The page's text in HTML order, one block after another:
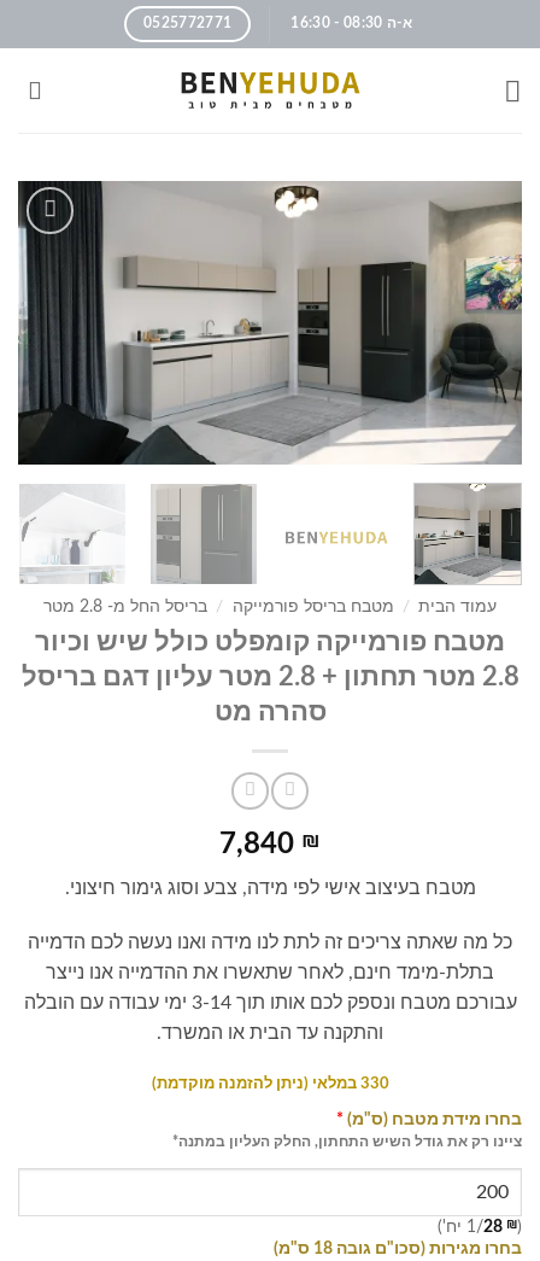
א-ה 08:30 - 16:30 0525772771
הוסף
לרשימה
עמוד הבית / מטבח בריסל פורמייקה / בריסל החל מ- 2.8 מטר
מטבח פורמייקה קומפלט כולל שיש וכיור
2.8 מטר תחתון + 2.8 מטר עליון דגם בריסל
סהרה מט
7,840 ₪
מטבח בעיצוב אישי לפי מידה, צבע וסוג גימור חיצוני.
כל מה שאתה צריכים זה לתת לנו מידה ואנו נעשה לכם הדמייה
בתלת-מימד חינם, לאחר שתאשרו את ההדמייה אנו נייצר
עבורכם מטבח ונספק לכם אותו תוך 3-14 ימי עבודה עם הובלה
והתקנה עד הבית או המשרד.
330 במלאי (ניתן להזמנה מוקדמת)
בחרו מידת מטבח (ס"מ) *
ציינו רק את גודל השיש התחתון, החלק העליון במתנה*
(
28 ₪
/1 יח')
בחרו מגירות (סכו"ם גובה 18 ס"מ)